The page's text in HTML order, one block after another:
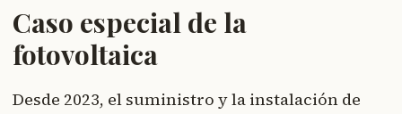
Caso especial de la
fotovoltaica
Desde 2023, el suministro y la instalación de